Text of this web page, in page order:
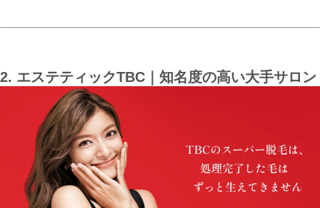
2. エステティックTBC｜知名度の高い大手サロン